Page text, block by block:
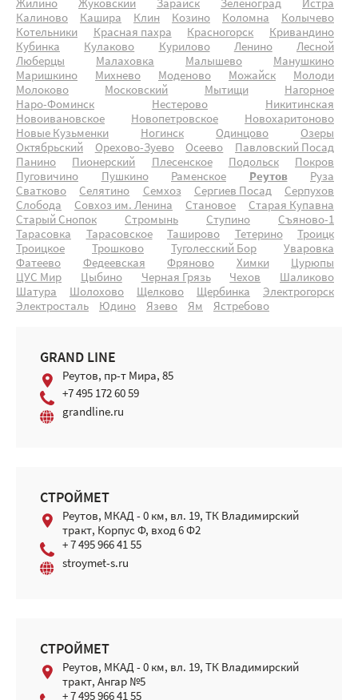
Жилино
Жуковский Зарайск Зеленоград
Истра
Калиново
Кашира Клин Козино Коломна
Колычево
Котельники
Красная пахра Красногорск
Кривандино
Кубинка
Кулаково Курилово Ленино
Лесной
Люберцы
Малаховка Малышево
Манушкино
Маришкино
Михнево Моденово Можайск
Молоди
Молоково
Московский Мытищи
Нагорное
Наро-Фоминск
Нестерово
Никитинская
Новоивановское
Новопетровское
Новохаритоново
Новые Кузьменки
Ногинск Одинцово
Озеры
Октябрьский
Орехово-Зуево Осеево
Павловский Посад
Панино
Пионерский Плесенское Подольск
Покров
Пуговичино
Пушкино Раменское Реутов
Руза
Сватково
Селятино Семхоз Сергиев Посад
Серпухов
Слобода
Совхоз им. Ленина Становое
Старая Купавна
Старый Снопок
Стромынь Ступино
Съяново-1
Тарасовка
Тарасовское Таширово Тетерино
Троицк
Троицкое
Трошково Туголесский Бор
Уваровка
Фатеево
Федеевская Фряново Химки
Цурюпы
ЦУС Мир
Цыбино Черная Грязь Чехов
Шаликово
Шатура
Шолохово Щелково Щербинка
Электрогорск
Электросталь
Юдино Язево Ям Ястребово
GRAND LINE
Реутов, пр-т Мира, 85
+7 495 172 60 59
grandline.ru
СТРОЙМЕТ
Реутов, МКАД - 0 км, вл. 19, ТК Владимирский
тракт, Корпус Ф, вход 6 Ф2
+ 7 495 966 41 55
stroymet-s.ru
СТРОЙМЕТ
Реутов, МКАД - 0 км, вл. 19, ТК Владимирский
тракт, Ангар №5
+ 7 495 966 41 55